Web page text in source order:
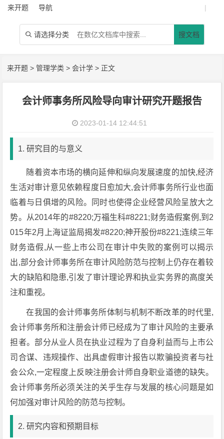
来开题 导航 |
 请选择分类 搜文档
来开题 >管理学类 >会计学 > 正文
会计师事务所风险导向审计研究开题报告
2023-01-14 12:44:51
1. 研究目的与意义
随着资本市场的横向延伸和纵向发展速度的加快,经济
生活对审计意见依赖程度日愈加大,会计师事务所行业也面
临着与日俱增的风险。同时也使得企业经营风险呈放大之
势。从2014年的#8220;万福生科#8221;财务造假案例,到2
015年2月上海证监局揭发#8220;神开股份#8221;连续三年
财务造假,从一些上市公司在审计中失败的案例可以揭示
出,部分会计师事务所在审计风险防范与控制上仍存在着较
大的缺陷和隐患,引发了审计理论界和执业实务界的高度关
注和重视。
在我国的会计师事务所体制与机制不断改革的时代里,
会计师事务所和注册会计师已经成为了审计风险的主要承
担者。部分从业人员在执业过程为了自身利益而与上市公
司合谋、违规操作、出具虚假审计报告以欺骗投资者与社
会公众,一定程度上反映注册会计师自身职业道德的缺失。
会计师事务所必须关注的关乎生存与发展的核心问题是如
何加强对审计风险的防范与控制。
2. 研究内容和预期目标